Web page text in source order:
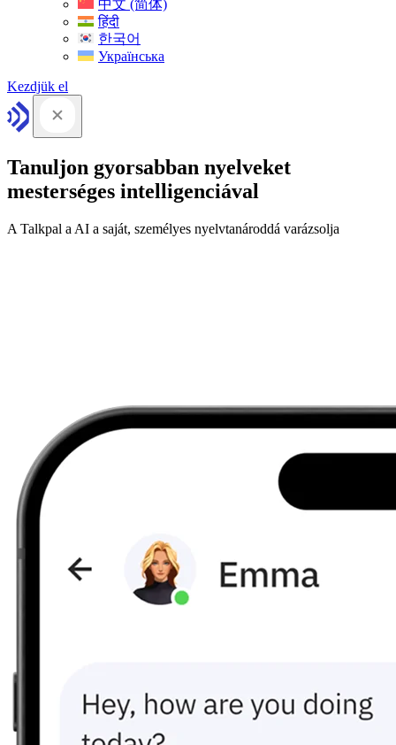
中文 (简体)
हिंदी
한국어
Українська
Kezdjük el
Tanuljon gyorsabban nyelveket
mesterséges intelligenciával
A Talkpal a AI a saját, személyes nyelvtanároddá varázsolja